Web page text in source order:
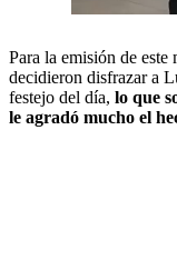
Para la emisión de
decidieron disfrazar a
festejo del día, lo que
le agradó mucho el